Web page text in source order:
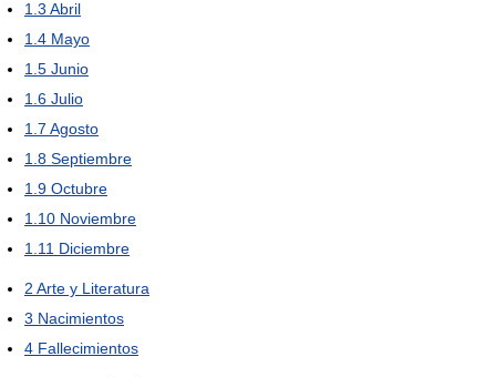
1.3 Abril
1.4 Mayo
1.5 Junio
1.6 Julio
1.7 Agosto
1.8 Septiembre
1.9 Octubre
1.10 Noviembre
1.11 Diciembre
2 Arte y Literatura
3 Nacimientos
4 Fallecimientos